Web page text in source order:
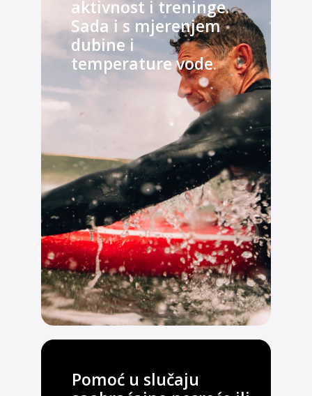
aktivnost i treninge.
Sada i s mjerenjem
dubine i
temperature vode.
Pomoć u slučaju